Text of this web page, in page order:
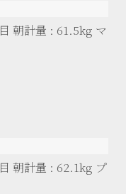
朝計量 : 61.5kg マ
朝計量 : 62.1kg プ